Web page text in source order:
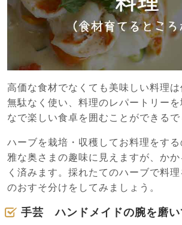
高価な食材でなくても美味しい料理
無駄なく使い、料理のレパートリー
なで楽しい食卓を囲むことができるで
ハーブを栽培・収穫してお料理をす
雅な奥さまの趣味に見えますが、か
く済みます。採れたてのハーブで料
のおすそ分けをしてみましょう。
手芸 ハンドメイドの腕を磨い